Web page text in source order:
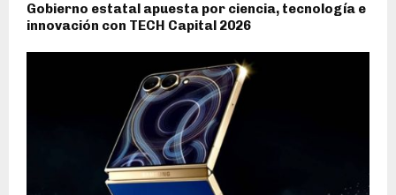
Gobierno estatal apuesta por ciencia, tecnología e
innovación con TECH Capital 2026